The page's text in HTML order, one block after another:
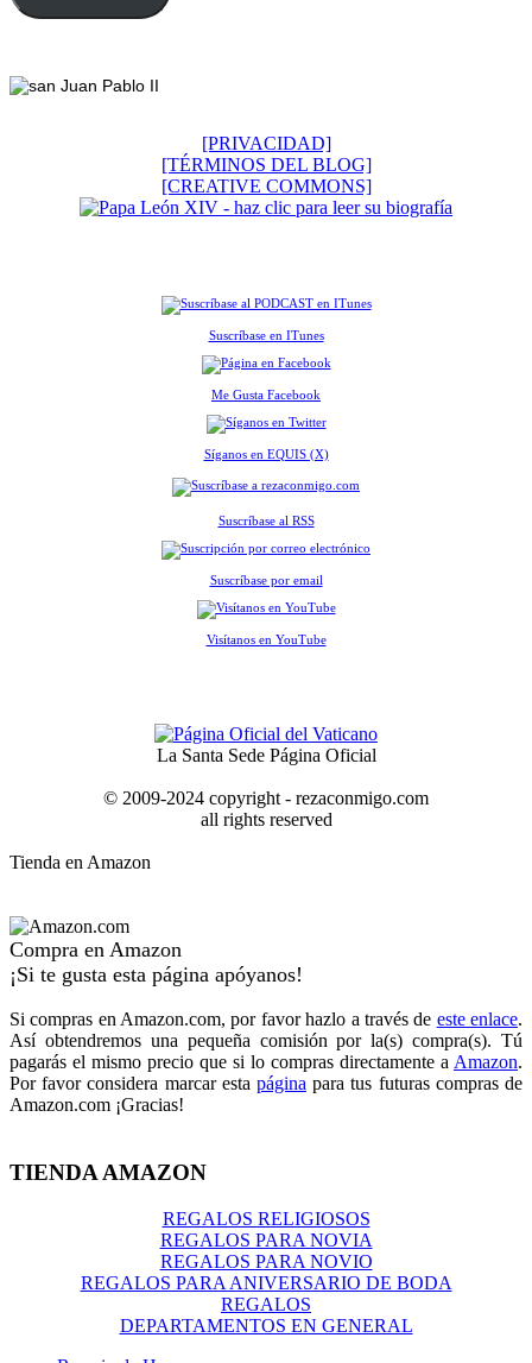
[PRIVACIDAD]
[TÉRMINOS DEL BLOG]
[CREATIVE COMMONS]
Suscríbase en ITunes
Me Gusta Facebook
Síganos en EQUIS (X)
Suscríbase al RSS
Suscríbase por email
Visítanos en YouTube
La Santa Sede Página Oficial
© 2009-2024 copyright - rezaconmigo.com
all rights reserved
Tienda en Amazon
Compra en Amazon
¡Si te gusta esta página apóyanos!
Si compras en Amazon.com, por favor hazlo a través de este enlace.
Así obtendremos una pequeña comisión por la(s) compra(s). Tú
pagarás el mismo precio que si lo compras directamente a Amazon.
Por favor considera marcar esta página para tus futuras compras de
Amazon.com ¡Gracias!
TIENDA AMAZON
REGALOS RELIGIOSOS
REGALOS PARA NOVIA
REGALOS PARA NOVIO
REGALOS PARA ANIVERSARIO DE BODA
REGALOS
DEPARTAMENTOS EN GENERAL